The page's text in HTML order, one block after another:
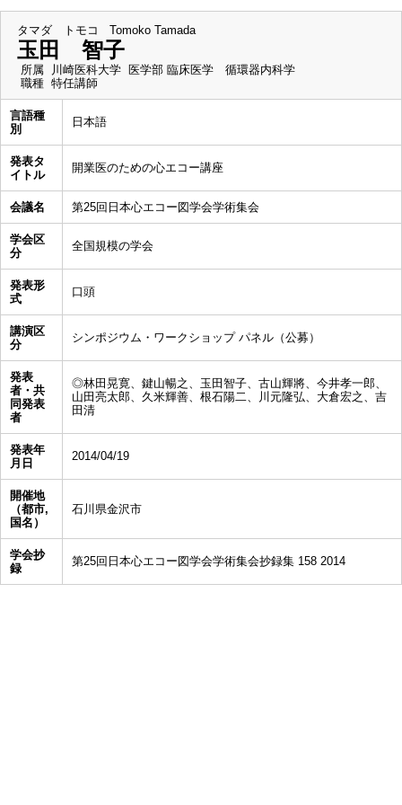
タマダ トモコ Tomoko Tamada
玉田 智子
所属
川崎医科大学 医学部 臨床医学 循環器内科学
職種 特任講師
言語種
別
日本語
発表タ
イトル
開業医のための心エコー講座
会議名 第25回日本心エコー図学会学術集会
学会区
分
全国規模の学会
発表形
式
口頭
講演区
分
シンポジウム・ワークショップ パネル（公募）
発表
者・共
同発表
者
◎林田晃寛、鍵山暢之、玉田智子、古山輝將、今井孝一郎、
山田亮太郎、久米輝善、根石陽二、川元隆弘、大倉宏之、吉
田清
発表年
月日
2014/04/19
開催地
（都市,
国名）
石川県金沢市
学会抄
録
第25回日本心エコー図学会学術集会抄録集 158 2014